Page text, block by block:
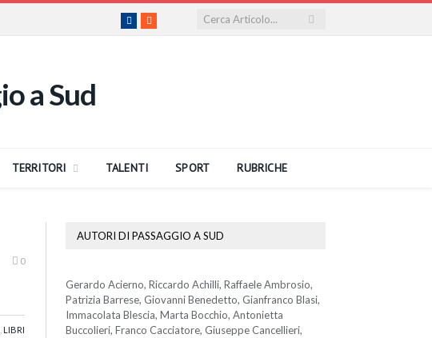
Facebook
RSS
TERRITORI TALENTI SPORT RUBRICHE
0
LIBRI
AUTORI DI PASSAGGIO A SUD
Gerardo Acierno, Riccardo Achilli, Raffaele Ambrosio,
Patrizia Barrese, Giovanni Benedetto, Gianfranco Blasi,
Immacolata Blescia, Marta Bocchio, Antonietta
Buccolieri, Franco Cacciatore, Giuseppe Cancellieri,